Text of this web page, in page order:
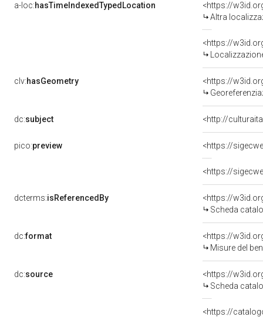
a-loc:hasTimeIndexedTypedLocation
<https://
Altra
<https://
clv:hasGeometry
<https://
dc:subject <http://
pico:preview
dcterms:isReferencedBy
<https://
Scheda
dc:format
<https://
Misure del
dc:source
<https://
Scheda
<https://